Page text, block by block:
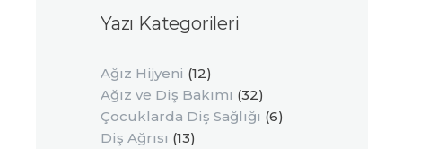
Yazı Kategorileri
Ağız Hijyeni (12)
Ağız ve Diş Bakımı (32)
Çocuklarda Diş Sağlığı (6)
Diş Ağrısı (13)